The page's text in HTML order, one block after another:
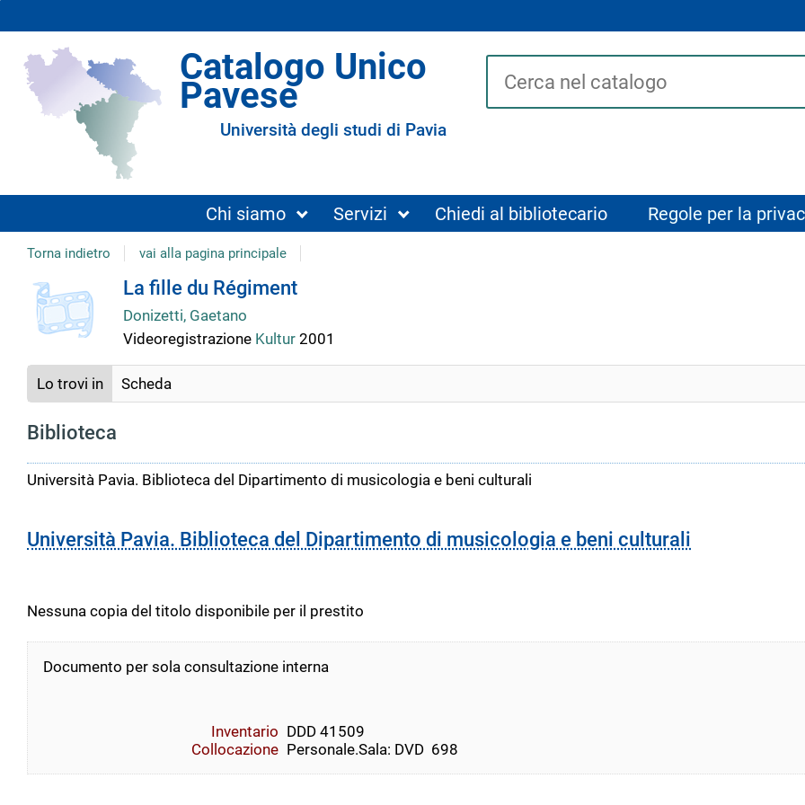
Catalogo Unico
Pavese
Università degli studi di Pavia
Cerca su "Catalogo"
Chi siamo Servizi Chiedi al bibliotecario Regole per la
Torna indietro vai alla pagina principale
Dettaglio
del
documento
La fille du Régiment
Donizetti, Gaetano
Videoregistrazione Kultur 2001
Lo trovi in Scheda
Biblioteca
Università Pavia. Biblioteca del Dipartimento di musicologia e beni culturali
Università Pavia. Biblioteca del Dipartimento di musicologia e beni culturali
Nessuna copia del titolo disponibile per il prestito
Documento per sola consultazione interna
Inventario DDD 41509
Collocazione Personale.Sala: DVD  698